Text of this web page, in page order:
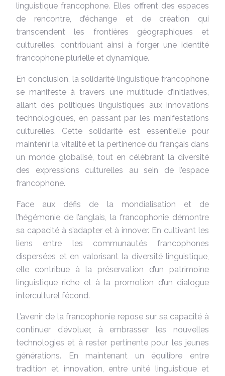
linguistique francophone. Elles offrent des espaces
de rencontre, d’échange et de création qui
transcendent les frontières géographiques et
culturelles, contribuant ainsi à forger une identité
francophone plurielle et dynamique.
En conclusion, la solidarité linguistique francophone
se manifeste à travers une multitude d’initiatives,
allant des politiques linguistiques aux innovations
technologiques, en passant par les manifestations
culturelles. Cette solidarité est essentielle pour
maintenir la vitalité et la pertinence du français dans
un monde globalisé, tout en célébrant la diversité
des expressions culturelles au sein de l’espace
francophone.
Face aux défis de la mondialisation et de
l’hégémonie de l’anglais, la francophonie démontre
sa capacité à s’adapter et à innover. En cultivant les
liens entre les communautés francophones
dispersées et en valorisant la diversité linguistique,
elle contribue à la préservation d’un patrimoine
linguistique riche et à la promotion d’un dialogue
interculturel fécond.
L’avenir de la francophonie repose sur sa capacité à
continuer d’évoluer, à embrasser les nouvelles
technologies et à rester pertinente pour les jeunes
générations. En maintenant un équilibre entre
tradition et innovation, entre unité linguistique et